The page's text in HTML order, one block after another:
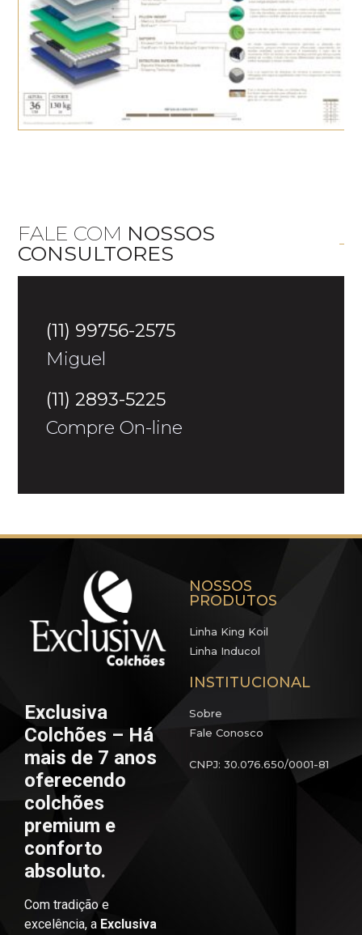
FALE COM NOSSOS
CONSULTORES
(11) 99756-2575
Miguel
(11) 2893-5225
Compre On-line
Exclusiva
Colchões – Há
mais de 7 anos
oferecendo
colchões
premium e
conforto
absoluto.
Com tradição e
excelência, a Exclusiva
NOSSOS
PRODUTOS
Linha King Koil
Linha Inducol
INSTITUCIONAL
Sobre
Fale Conosco
CNPJ: 30.076.650/0001-81